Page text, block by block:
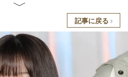
記事に戻る